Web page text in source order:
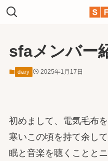
sfaメンバー
diary 2025年1月17日
初めまして、電気毛布
寒いこの頃を持て余し
眠と音楽を聴くことと